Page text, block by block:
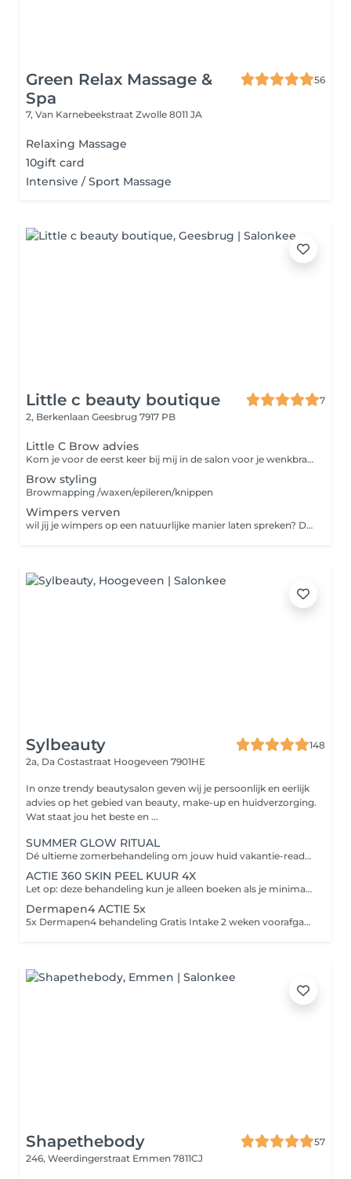
Green Relax Massage &
Spa
56
7, Van Karnebeekstraat Zwolle 8011 JA
Relaxing Massage
10gift card
Intensive / Sport Massage
Little c beauty boutique
7
2, Berkenlaan Geesbrug 7917 PB
Little C Brow advies
Kom je voor de eerst keer bij mij in de salon voor je wenkbrauwen? Wij bespreken samen jouw wensen en kijken welke brow behandeling het beste bij jou past. Na de intake start ik met browmapping dit zorgt ervoor om de perfecte vorm van wenkbrauwen te bepalen. Gevolgd door Waxen/epileren en het kleuren van je wenkbrauwen.
Brow styling
Browmapping /waxen/epileren/knippen
Wimpers verven
wil jij je wimpers op een natuurlijke manier laten spreken? Dan is wimper verven met hybrid verf de behandeling voor jou. De verf blijft 5 tot 7 weken zichtbaar
Sylbeauty
148
2a, Da Costastraat Hoogeveen 7901HE
In onze trendy beautysalon geven wij je persoonlijk en eerlijk
advies op het gebied van beauty, make-up en huidverzorging.
Wat staat jou het beste en ...
SUMMER GLOW RITUAL
Dé ultieme zomerbehandeling om jouw huid vakantie-ready te maken Perfect om vóór je vakantie in te zetten zodat jouw huid een echte summer pre-boost krijgt en jij tijdens je vakantie straalt met een gezonde, frisse en golden glow Tijdens deze luxe huidverbeterende behandeling nemen wij jou mee in een ultiem ontspanningsmoment voor body & mind. Door middel van aromatische geuren, speciale drukpunten en luxe huidverbetering brengen wij jouw huid volledig in balans. Deze treatment bevat de NIEUWE Orange Peeling van Cenzaa voor een frisse, gladde en stralende huid. Tijdens de massage werken we met ons nieuwe Glow Elixir voor die prachtige golden summer glow Het zuurstofmasker stimuleert de doorbloeding waarna we met een luxe Guasha bindweefselmassage werken aan lifting, versteviging en glow boosting resultaten. Wenkbrauwen waxen Ontspannend welkomstritueel Aroma geurreis & moodcard Reinigingsritueel NEW Orange Peeling Spicy Skin Shock Boost Glow Elixir bindweefselmassage Lift & Glow masker & massage Bubble up the glow GRATIS Luxe Skin Boost Box t.w.v. €69,95 cadeau Nu van €169,95 voor slechts €149,95
ACTIE 360 SKIN PEEL KUUR 4X
Let op: deze behandeling kun je alleen boeken als je minimaal 2 weken voorafgaand aan deze behandeling een intake hebt afgenomen. Silk+ Reiniging Spicy Skin Shock Zuurstof masker Bindweefsel/cupping massage Skin peeling aangepast aan de huid Huidverzorging aangepast aan jouw huidwens
Dermapen4 ACTIE 5x
5x Dermapen4 behandeling Gratis Intake 2 weken voorafgaand aan de kuur Nazorg producten na elke behandeling Huidverzorgingsadvies op maat 5x DERMAPEN4 behandeling van €799,00 Nu voor €699,00! Let op: het is belangrijk dat je een huidroutine volgt met onze producten voordat je deze deze behandeling kan boeken.
Shapethebody
57
246, Weerdingerstraat Emmen 7811CJ